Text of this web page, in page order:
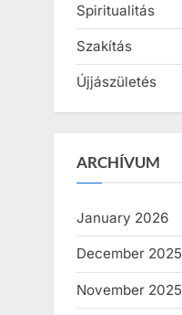
Spiritualitás
Szakítás
Újjászületés
ARCHÍVUM
January 2026
December 2025
November 2025